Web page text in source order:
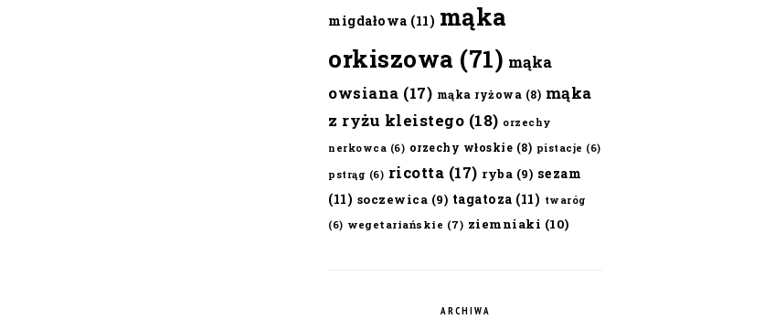
migdałowa (11) mąka
orkiszowa (71) mąka
owsiana (17) mąka ryżowa (8) mąka
z ryżu kleistego (18) orzechy
nerkowca (6) orzechy włoskie (8) pistacje (6)
pstrąg (6) ricotta (17) ryba (9) sezam
(11) soczewica (9) tagatoza (11) twaróg
(6) wegetariańskie (7) ziemniaki (10)
ARCHIWA